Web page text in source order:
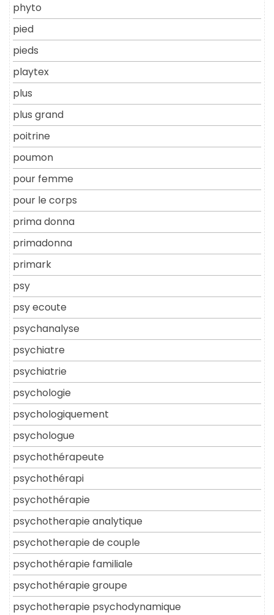
phyto
pied
pieds
playtex
plus
plus grand
poitrine
poumon
pour femme
pour le corps
prima donna
primadonna
primark
psy
psy ecoute
psychanalyse
psychiatre
psychiatrie
psychologie
psychologiquement
psychologue
psychothérapeute
psychothérapi
psychothérapie
psychotherapie analytique
psychotherapie de couple
psychothérapie familiale
psychothérapie groupe
psychotherapie psychodynamique